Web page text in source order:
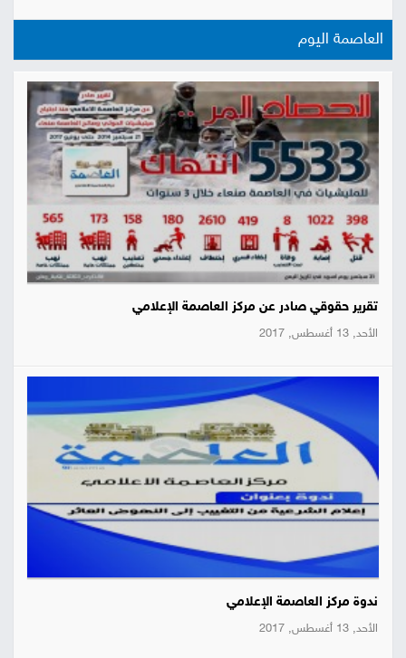
العاصمة اليوم
تقرير حقوقي صادر عن مركز العاصمة الإعلامي
الأحد, 13 أغسطس, 2017
ندوة مركز العاصمة الإعلامي
الأحد, 13 أغسطس, 2017